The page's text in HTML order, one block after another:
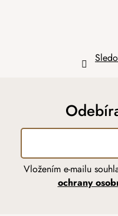
Vložením e-mailu
ochrany